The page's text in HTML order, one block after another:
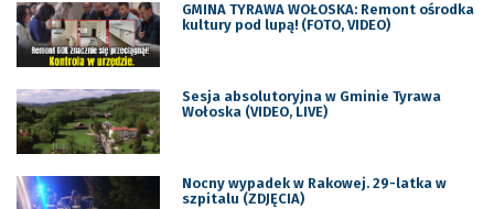
GMINA TYRAWA WOŁOSKA: Remont ośrodka
kultury pod lupą! (FOTO, VIDEO)
Sesja absolutoryjna w Gminie Tyrawa
Wołoska (VIDEO, LIVE)
Nocny wypadek w Rakowej. 29-latka w
szpitalu (ZDJĘCIA)